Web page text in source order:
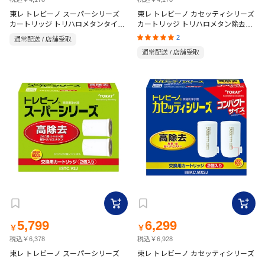
東レ トレビーノ スーパーシリーズ
カートリッジ トリハロメタンタイプ
通常配送 / 店舗受取
東レ トレビーノ カセッティシリーズ
カートリッジ トリハロメタン除去タ
イプ 3P MKC.T2J-Z
2
通常配送 / 店舗受取
￥5,799
税込￥6,378
東レ トレビーノ スーパーシリーズ
￥6,299
税込￥6,928
東レ トレビーノ カセッティシリーズ